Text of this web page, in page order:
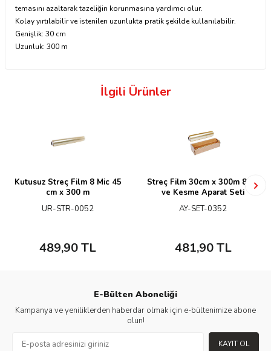
temasını azaltarak tazeliğin korunmasına yardımcı olur.
Kolay yırtılabilir ve istenilen uzunlukta pratik şekilde kullanılabilir.
Genişlik: 30 cm
Uzunluk: 300 m
İlgili Ürünler
Kutusuz Streç Film 8 Mic 45
cm x 300 m
UR-STR-0052
489,90TL
Streç Film 30cm x 300m 8mic
ve Kesme Aparat Seti
AY-SET-0352
481,90TL
E-Bülten Aboneliği
Kampanya ve yeniliklerden haberdar olmak için e-bültenimize abone
olun!
KAYIT OL